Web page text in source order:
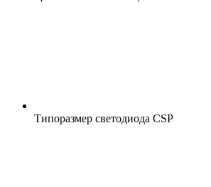
Типоразмер светодиода CSP